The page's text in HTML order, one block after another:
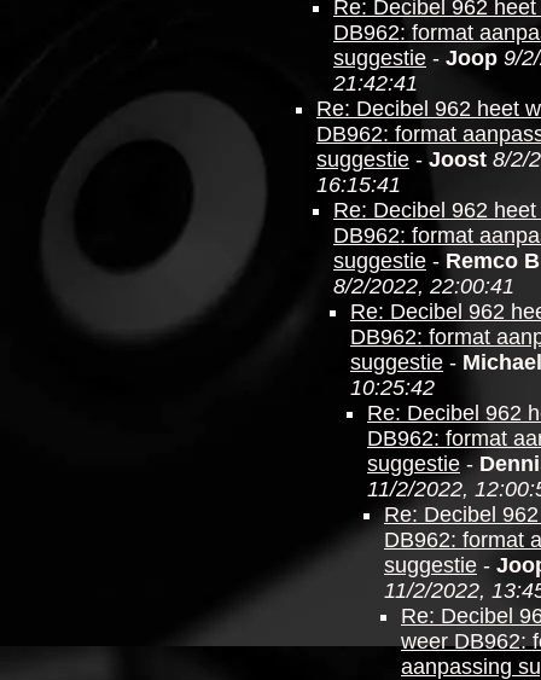
Re: Decibel 962
DB962: format
suggestie - Joop 9/
21:42:41
Re: Decibel 962 heet
DB962: format
suggestie - Joost 8/2/
16:15:41
Re: Decibel 962
DB962: format
suggestie - Remco
8/2/2022, 22:00:41
Re: Decibel 962
DB962: format
suggestie - Michael
10:25:42
Re: Decibel 962
DB962: format
suggestie -
11/2/2022,
Re: Decibel
DB962: format
suggestie -
11/2/2022,
Re: Decibel
weer DB962:
aanpassing